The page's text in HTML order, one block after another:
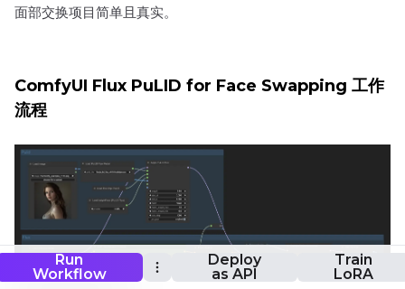
Run
Workflow
Deploy
as API
Train
LoRA
面部交换项目简单且真实。
ComfyUI Flux PuLID for Face Swapping 工作
流程